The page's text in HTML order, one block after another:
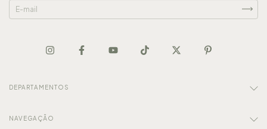
DEPARTAMENTOS
NAVEGAÇÃO